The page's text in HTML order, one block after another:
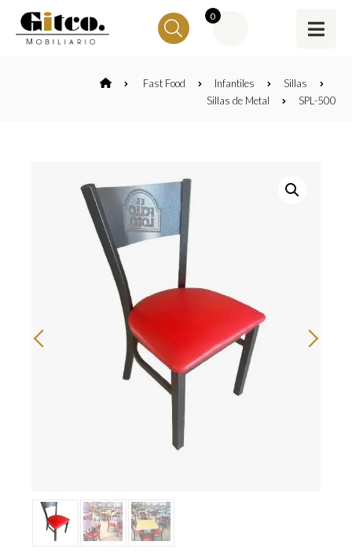
0
Fast Food Infantiles
Sillas
Sillas de Metal
SPL-500